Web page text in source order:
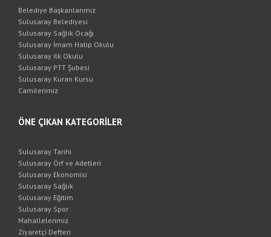
Belediye Başkanlarımız
Sulusaray Belediyesi
Sulusaray Sağlık Ocağı
Sulusaray İmam Hatip Okulu
Sulusaray ilk Okulu
Sulusaray PTT Şubesi
Sulusaray Kuran Kursu
Camilerimiz
ÖNE ÇIKAN KATEGORİLER
Sulusaray Tarihi
Sulusaray Örf ve Adetleri
Sulusaray Ekonomisi
Sulusaray Sağlık
Sulusaray Eğitim
Sulusaray Spor
Mahallelerimiz
Ziyaretçi Defteri